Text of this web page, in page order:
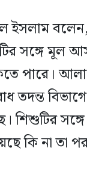
বলেন,
সঙ্গে মূল
পারে।
তদন্ত
শিশুটির
কি না তা